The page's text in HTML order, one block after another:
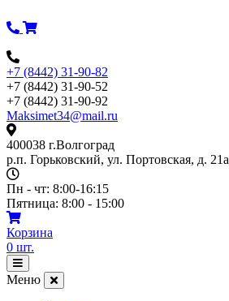
к
+7 (8442) 31-90-82
+7 (8442) 31-90-52
+7 (8442) 31-90-92
Maksimet34@mail.ru
400038 г.Волгоград
р.п. Горьковский, ул. Портовская, д. 21а
Пн - чт: 8:00-16:15
Пятница: 8:00 - 15:00
Корзина
0 шт.
Открыть
меню
Меню